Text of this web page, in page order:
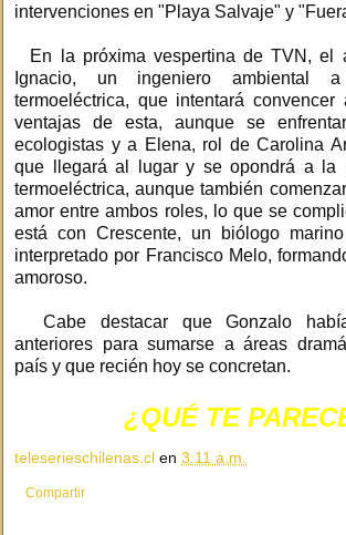
intervenciones en "Playa Salvaje" y
En la próxima vespertina de TVN, el
Ignacio, un ingeniero ambiental
termoeléctrica, que intentará
ventajas de esta, aunque se
ecologistas y a Elena, rol de Carolina
que llegará al lugar y se opondrá a la
termoeléctrica, aunque también
amor entre ambos roles, lo que se
está con Crescente, un biólogo
interpretado por Francisco Melo,
amoroso.
Cabe destacar que Gonzalo
anteriores para sumarse a áreas
país y que recién hoy se concretan.
¿QUÉ TE
teleserieschilenas.cl en 3:11 a.m.
Compartir